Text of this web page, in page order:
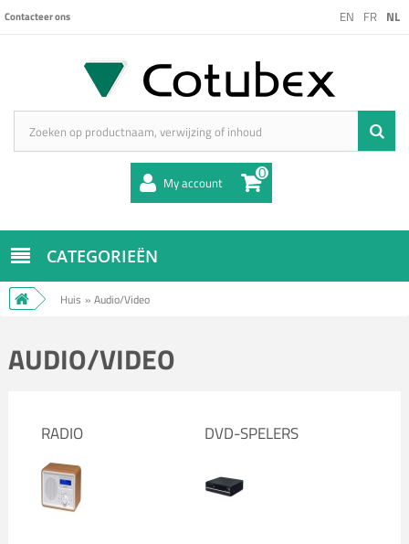
EN FR NL
Contacteer ons
My account 0
CATEGORIEËN
Huis » Audio/Video
AUDIO/VIDEO
RADIO DVD-SPELERS